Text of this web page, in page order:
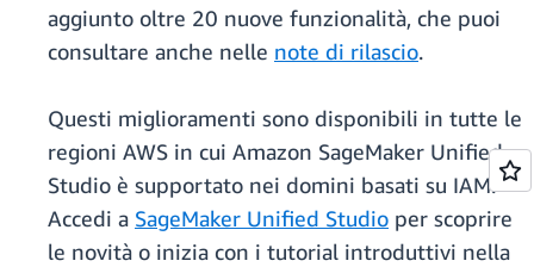
aggiunto oltre 20 nuove funzionalità, che puoi
consultare anche nelle note di rilascio.
Questi miglioramenti sono disponibili in tutte le
regioni AWS in cui Amazon SageMaker Unified
Studio è supportato nei domini basati su IAM.
Accedi a SageMaker Unified Studio per scoprire
le novità o inizia con i tutorial introduttivi nella